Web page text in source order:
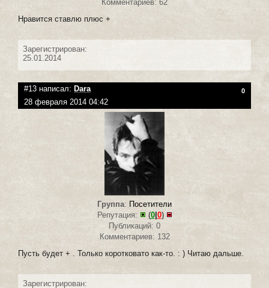
Комментариев: 62
Нравится ставлю плюс +
Зарегистрирован:
25.01.2014
#13 написал: Dara 0
28 февраля 2014 04:42
Группа: Посетители
Репутация:
(0| 0)
Публикаций: 0
Комментариев: 132
Пусть будет + . Только коротковато как-то. : ) Читаю дальше.
Зарегистрирован: